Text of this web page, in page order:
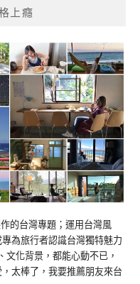
上癮
的台灣專題；運用台灣風
為旅行者認識台灣獨特魅力
文化背景，都能心動不已，
太棒了，我要推薦朋友來台